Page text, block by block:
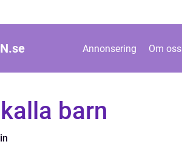
se Annonsering Om oss
barn